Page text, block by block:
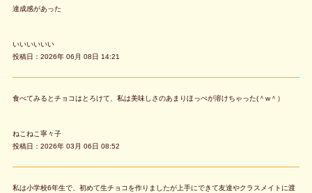
達成感があった
いいいいいい
投稿日：2026年 06月 08日 14:21
食べてみるとチョコはとろけて、私は美味しさのあまりほっぺが溶けちゃった(＾w＾）
ねこねこ寧々子
投稿日：2026年 03月 06日 08:52
私は小学校6年生で、初めて生チョコを作りましたが上手にできて友達やクラスメイトに渡